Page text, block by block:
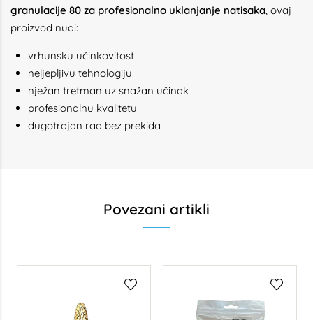
granulacije 80 za profesionalno uklanjanje natisaka, ovaj
proizvod nudi:
vrhunsku učinkovitost
neljepljivu tehnologiju
nježan tretman uz snažan učinak
profesionalnu kvalitetu
dugotrajan rad bez prekida
Povezani artikli